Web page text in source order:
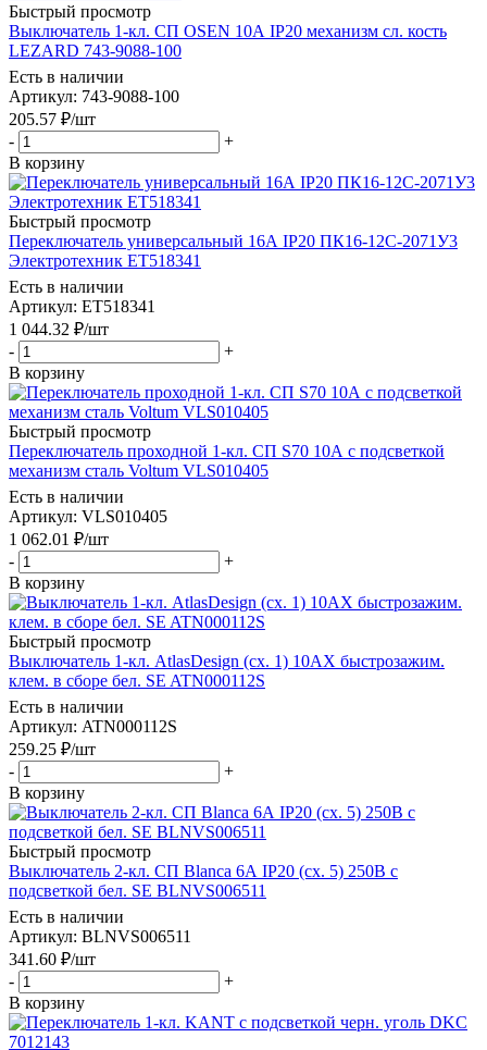
Быстрый просмотр
Выключатель 1-кл. СП OSEN 10А IP20 механизм сл. кость
LEZARD 743-9088-100
Есть в наличии
Артикул: 743-9088-100
205.57 ₽/шт
-
+
В корзину
Быстрый просмотр
Переключатель универсальный 16А IP20 ПК16-12С-2071У3
Электротехник ET518341
Есть в наличии
Артикул: ET518341
1 044.32 ₽/шт
-
+
В корзину
Быстрый просмотр
Переключатель проходной 1-кл. СП S70 10А с подсветкой
механизм сталь Voltum VLS010405
Есть в наличии
Артикул: VLS010405
1 062.01 ₽/шт
-
+
В корзину
Быстрый просмотр
Выключатель 1-кл. AtlasDesign (сх. 1) 10AX быстрозажим.
клем. в сборе бел. SE ATN000112S
Есть в наличии
Артикул: ATN000112S
259.25 ₽/шт
-
+
В корзину
Быстрый просмотр
Выключатель 2-кл. СП Blanca 6А IP20 (сх. 5) 250В с
подсветкой бел. SE BLNVS006511
Есть в наличии
Артикул: BLNVS006511
341.60 ₽/шт
-
+
В корзину